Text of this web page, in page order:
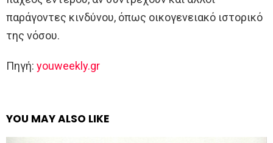
παράγοντες κινδύνου, όπως οικογενειακό ιστορικό
της νόσου.
Πηγή: youweekly.gr
YOU MAY ALSO LIKE